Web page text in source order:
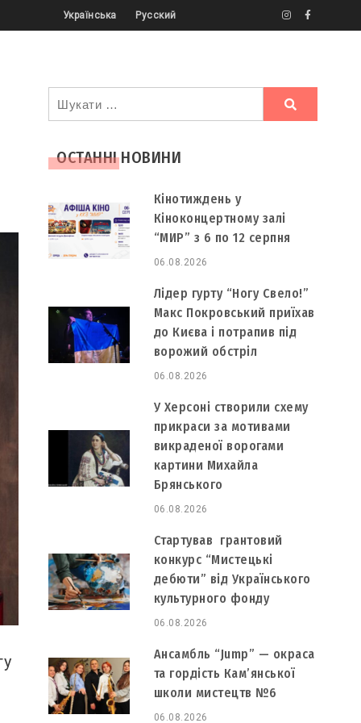
Українська Русский
Ви
шукали
ОСТАННІ НОВИНИ
Кінотиждень у
Кіноконцертному залі
“МИР” з 6 по 12 серпня
06.08.2026
Лідер гурту “Ногу Свело!”
Макс Покровський приїхав
до Києва і потрапив під
ворожий обстріл
06.08.2026
У Херсоні створили схему
прикраси за мотивами
викраденої ворогами
картини Михайла
Брянського
06.08.2026
Стартував грантовий
конкурс “Мистецькі
дебюти” від Українського
культурного фонду
06.08.2026
Ансамбль “Jump” — окраса
та гордість Кам’янської
школи мистецтв №6
06.08.2026